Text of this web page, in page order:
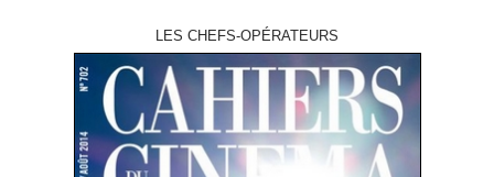
LES CHEFS-OPÉRATEURS